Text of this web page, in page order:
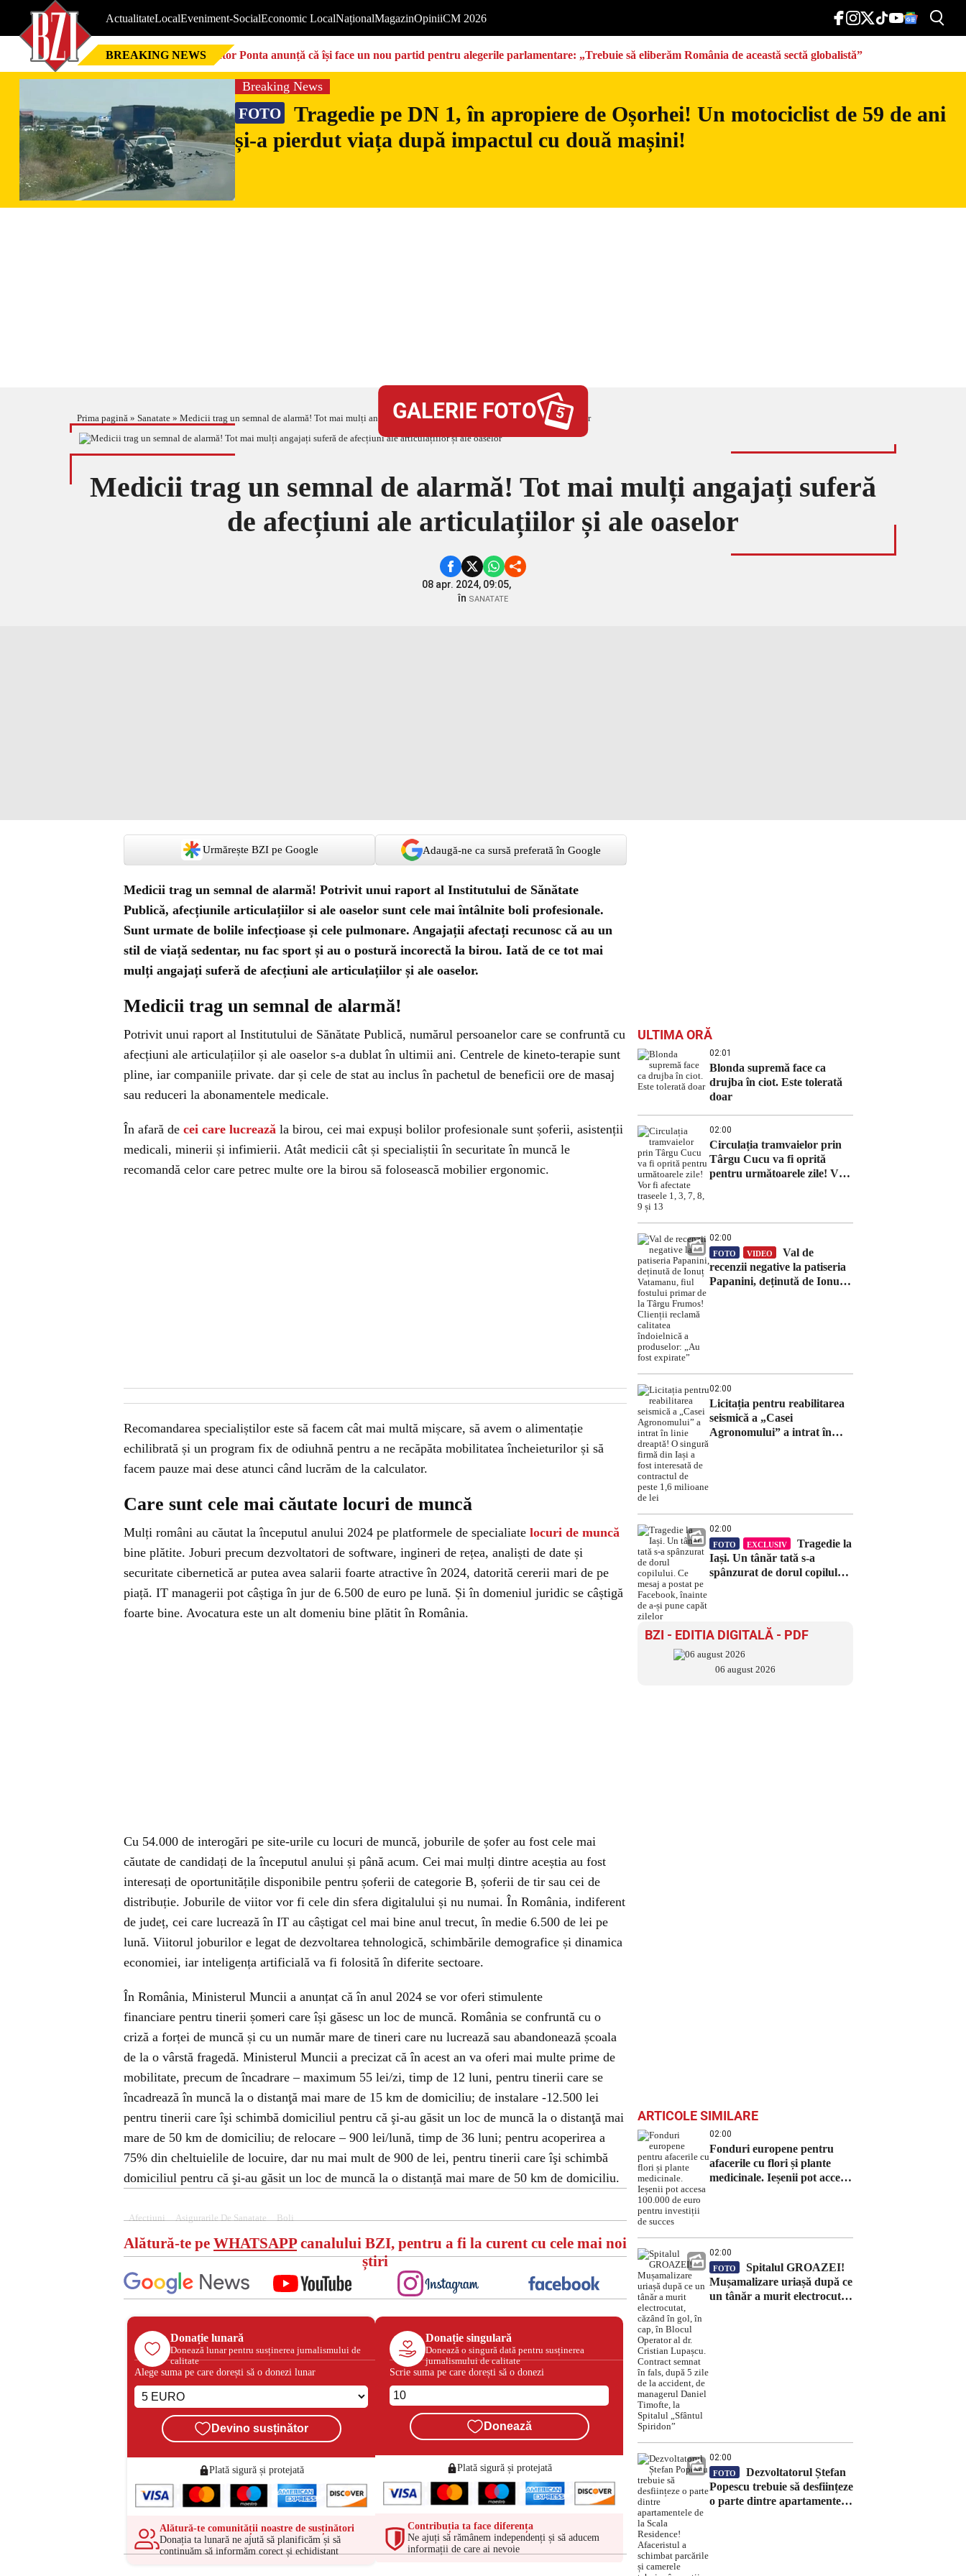
ActualitateLocalEveniment-SocialEconomic LocalNaționalMagazinOpiniiCM 2026
BREAKING NEWS Victor Ponta anunță că își face un nou partid pentru alegerile parlamentare: „Trebuie să eliberăm România de această sectă globalistă”
Breaking News
FOTO
Tragedie pe DN 1, în apropiere de Oșorhei! Un motociclist de 59 de ani
și-a pierdut viața după impactul cu două mașini!
Prima pagină » Sanatate » Medicii trag un semnal de alarmă! Tot mai mulți angajați suferă de afecțiuni ale articulațiilor și ale oaselor
GALERIE FOTO 5
Medicii trag un semnal de alarmă! Tot mai mulți angajați suferă
de afecțiuni ale articulațiilor și ale oaselor
08 apr. 2024, 09:05,
în SANATATE
Urmărește BZI pe Google Adaugă-ne ca sursă preferată în Google
Medicii trag un semnal de alarmă! Potrivit unui raport al Institutului de Sănătate
Publică, afecțiunile articulațiilor si ale oaselor sunt cele mai întâlnite boli profesionale.
Sunt urmate de bolile infecțioase și cele pulmonare. Angajații afectați recunosc că au un
stil de viață sedentar, nu fac sport și au o postură incorectă la birou. Iată de ce tot mai
mulți angajați suferă de afecțiuni ale articulațiilor și ale oaselor.
Medicii trag un semnal de alarmă!
Potrivit unui raport al Institutului de Sănătate Publică, numărul persoanelor care se confruntă cu
afecțiuni ale articulațiilor și ale oaselor s-a dublat în ultimii ani. Centrele de kineto-terapie sunt
pline, iar companiile private. dar și cele de stat au inclus în pachetul de beneficii ore de masaj
sau reduceri la abonamentele medicale.
În afară de cei care lucrează la birou, cei mai expuși bolilor profesionale sunt șoferii, asistenții
medicali, minerii și infimierii. Atât medicii cât și specialiștii în securitate în muncă le
recomandă celor care petrec multe ore la birou să folosească mobilier ergonomic.
Recomandarea specialiștilor este să facem cât mai multă mișcare, să avem o alimentație
echilibrată și un program fix de odiuhnă pentru a ne recăpăta mobilitatea încheieturilor și să
facem pauze mai dese atunci când lucrăm de la calculator.
Care sunt cele mai căutate locuri de muncă
Mulți români au căutat la începutul anului 2024 pe platformele de specialiate locuri de muncă
bine plătite. Joburi precum dezvoltatori de software, ingineri de rețea, analiști de date și
securitate cibernetică ar putea avea salarii foarte atractive în 2024, datorită cererii mari de pe
piață. IT managerii pot câștiga în jur de 6.500 de euro pe lună. Și în domeniul juridic se câștigă
foarte bine. Avocatura este un alt domeniu bine plătit în România.
Cu 54.000 de interogări pe site-urile cu locuri de muncă, joburile de șofer au fost cele mai
căutate de candidați de la începutul anului și până acum. Cei mai mulți dintre aceștia au fost
interesați de oportunitățile disponibile pentru șoferii de categorie B, șoferii de tir sau cei de
distribuție. Joburile de viitor vor fi cele din sfera digitalului și nu numai. În România, indiferent
de județ, cei care lucrează în IT au câștigat cel mai bine anul trecut, în medie 6.500 de lei pe
lună. Viitorul joburilor e legat de dezvoltarea tehnologică, schimbările demografice și dinamica
economiei, iar inteligența artificială va fi folosită în diferite sectoare.
În România, Ministerul Muncii a anunțat că în anul 2024 se vor oferi stimulente
financiare pentru tinerii șomeri care își găsesc un loc de muncă. România se confruntă cu o
criză a forței de muncă și cu un număr mare de tineri care nu lucrează sau abandonează școala
de la o vârstă fragedă. Ministerul Muncii a precizat că în acest an va oferi mai multe prime de
mobilitate, precum de încadrare – maximum 55 lei/zi, timp de 12 luni, pentru tinerii care se
încadrează în muncă la o distanţă mai mare de 15 km de domiciliu; de instalare -12.500 lei
pentru tinerii care îşi schimbă domiciliul pentru că şi-au găsit un loc de muncă la o distanţă mai
mare de 50 km de domiciliu; de relocare – 900 lei/lună, timp de 36 luni; pentru acoperirea a
75% din cheltuielile de locuire, dar nu mai mult de 900 de lei, pentru tinerii care îşi schimbă
domiciliul pentru că şi-au găsit un loc de muncă la o distanță mai mare de 50 km de domiciliu.
Afectiuni Asigurarile De Sanatate Boli
Alătură-te pe WHATSAPPcanalului BZI, pentru a fi la curent cu cele mai noi
știri
Donație lunară
Donează lunar pentru susținerea jurnalismului de
calitate
Alege suma pe care dorești să o donezi lunar
Devino susținător
Plată sigură și protejată
Alătură-te comunității noastre de susținători
Donația ta lunară ne ajută să planificăm și să
continuăm să informăm corect și echidistant
Donație singulară
Donează o singură dată pentru susținerea
jurnalismului de calitate
Scrie suma pe care dorești să o donezi
Donează
Plată sigură și protejată
Contribuția ta face diferența
Ne ajuți să rămânem independenți și să aducem
informații de care ai nevoie
ULTIMA ORĂ
02:01
Blonda supremă face ca
drujba în ciot. Este tolerată
doar
02:00
Circulația tramvaielor prin
Târgu Cucu va fi oprită
pentru următoarele zile! Vor
02:00
FOTO VIDEO
Val de
recenzii negative la patiseria
Papanini, deținută de Ionuț
02:00
Licitația pentru reabilitarea
seismică a „Casei
Agronomului” a intrat în
02:00
FOTO EXCLUSIV
Tragedie la
Iași. Un tânăr tată s-a
spânzurat de dorul copilului.
BZI - EDITIA DIGITALĂ - PDF
06 august 2026
ARTICOLE SIMILARE
02:00
Fonduri europene pentru
afacerile cu flori și plante
medicinale. Ieșenii pot accesa
02:00
FOTO
Spitalul GROAZEI!
Mușamalizare uriașă după ce
un tânăr a murit electrocutat,
02:00
FOTO
Dezvoltatorul Ștefan
Popescu trebuie să desființeze
o parte dintre apartamentele